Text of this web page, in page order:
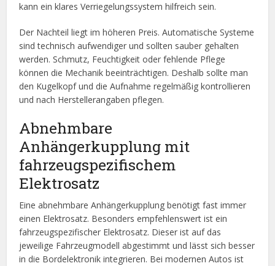
kann ein klares Verriegelungssystem hilfreich sein.
Der Nachteil liegt im höheren Preis. Automatische Systeme
sind technisch aufwendiger und sollten sauber gehalten
werden. Schmutz, Feuchtigkeit oder fehlende Pflege
können die Mechanik beeinträchtigen. Deshalb sollte man
den Kugelkopf und die Aufnahme regelmäßig kontrollieren
und nach Herstellerangaben pflegen.
Abnehmbare
Anhängerkupplung mit
fahrzeugspezifischem
Elektrosatz
Eine abnehmbare Anhängerkupplung benötigt fast immer
einen Elektrosatz. Besonders empfehlenswert ist ein
fahrzeugspezifischer Elektrosatz. Dieser ist auf das
jeweilige Fahrzeugmodell abgestimmt und lässt sich besser
in die Bordelektronik integrieren. Bei modernen Autos ist